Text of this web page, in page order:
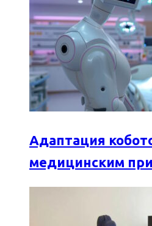
Адаптация
медицинским